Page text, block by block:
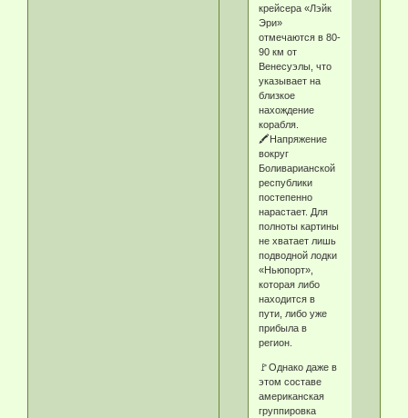
крейсера «Лэйк
Эри»
отмечаются в 80-
90 км от
Венесуэлы, что
указывает на
близкое
нахождение
корабля.
🖍Напряжение
вокруг
Боливарианской
республики
постепенно
нарастает. Для
полноты картины
не хватает лишь
подводной лодки
«Ньюпорт»,
которая либо
находится в
пути, либо уже
прибыла в
регион.
🚩Однако даже в
этом составе
американская
группировка